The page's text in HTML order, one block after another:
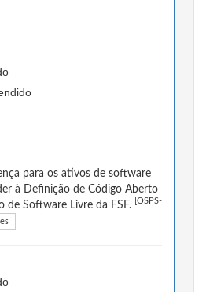
para os ativos de software
à Definição de Código Aberto
de Software Livre da FSF.
[OSPS-